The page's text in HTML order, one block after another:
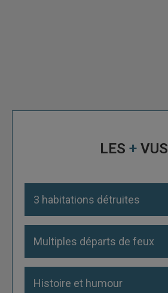
LES + VUS
3 habitations détruites
Multiples départs de feux
Histoire et humour